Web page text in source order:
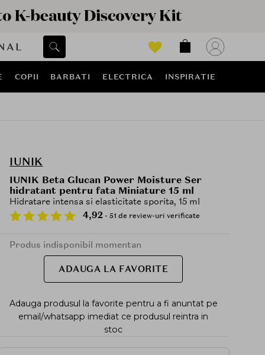
COPII BARBATI ELECTRICA INSPIRATIE
IUNIK
IUNIK Beta Glucan Power Moisture Ser
hidratant pentru fata Miniature 15 ml
Hidratare intensa si elasticitate sporita, 15 ml
4,92 - 51 de review-uri verificate
Produs indisponibil momentan
ADAUGA LA FAVORITE
Adauga produsul la favorite pentru a fi anuntat pe
email/whatsapp imediat ce produsul reintra in
stoc